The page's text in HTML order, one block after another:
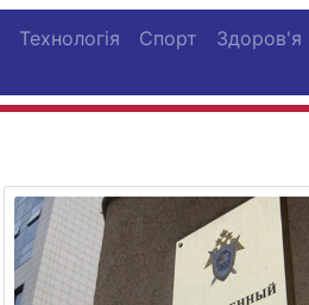
Технологія Спорт Здоров'я